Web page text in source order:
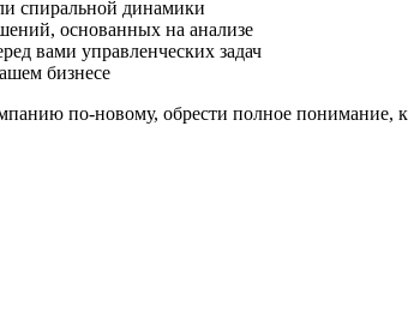
спиральной динамики
основанных на анализе
вами управленческих задач
бизнесе
по-новому, обрести полное понимание,